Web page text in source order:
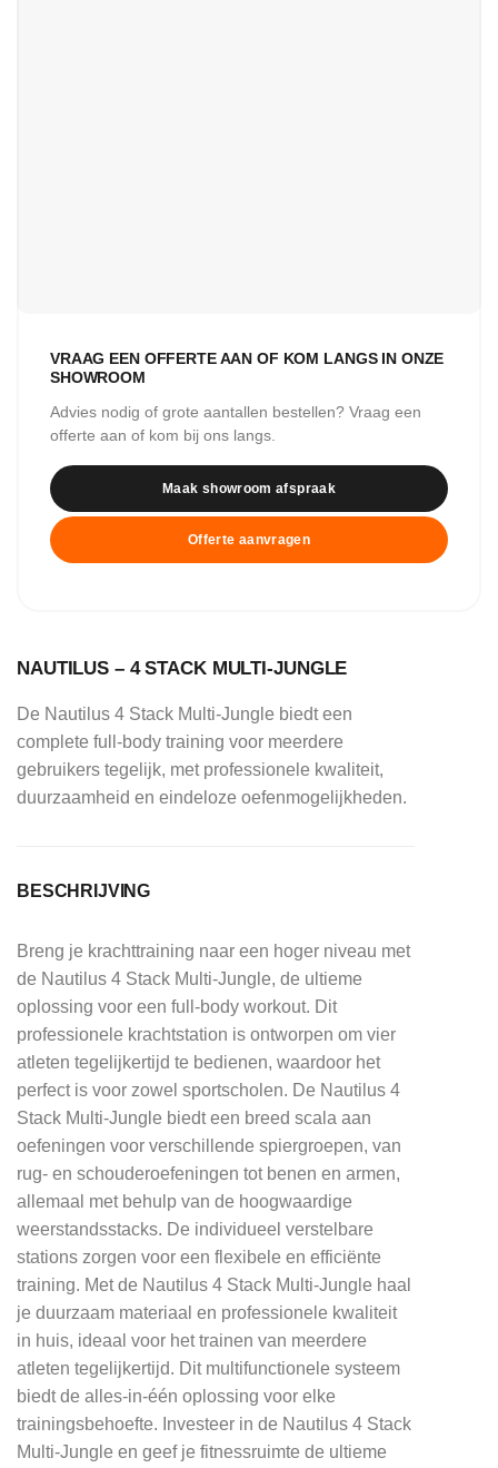
VRAAG EEN OFFERTE AAN OF KOM LANGS IN ONZE
SHOWROOM
Advies nodig of grote aantallen bestellen? Vraag een
offerte aan of kom bij ons langs.
Maak showroom afspraak
Offerte aanvragen
NAUTILUS – 4 STACK MULTI-JUNGLE
De Nautilus 4 Stack Multi-Jungle biedt een
complete full-body training voor meerdere
gebruikers tegelijk, met professionele kwaliteit,
duurzaamheid en eindeloze oefenmogelijkheden.
BESCHRIJVING
Breng je krachttraining naar een hoger niveau met
de Nautilus 4 Stack Multi-Jungle, de ultieme
oplossing voor een full-body workout. Dit
professionele krachtstation is ontworpen om vier
atleten tegelijkertijd te bedienen, waardoor het
perfect is voor zowel sportscholen. De Nautilus 4
Stack Multi-Jungle biedt een breed scala aan
oefeningen voor verschillende spiergroepen, van
rug- en schouderoefeningen tot benen en armen,
allemaal met behulp van de hoogwaardige
weerstandsstacks. De individueel verstelbare
stations zorgen voor een flexibele en efficiënte
training. Met de Nautilus 4 Stack Multi-Jungle haal
je duurzaam materiaal en professionele kwaliteit
in huis, ideaal voor het trainen van meerdere
atleten tegelijkertijd. Dit multifunctionele systeem
biedt de alles-in-één oplossing voor elke
trainingsbehoefte. Investeer in de Nautilus 4 Stack
Multi-Jungle en geef je fitnessruimte de ultieme